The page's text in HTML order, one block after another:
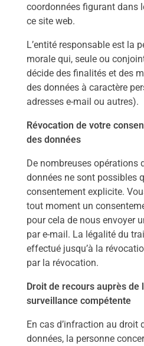
coordonnées figurant dans
ce site web.
L’entité responsable est la
morale qui, seule ou
décide des finalités et des
des données à caractère
adresses e-mail ou autres).
Révocation de votre
des données
De nombreuses opérations
données ne sont possibles
consentement explicite.
tout moment un
pour cela de nous envoyer
par e-mail. La légalité du
effectué jusqu’à la
par la révocation.
Droit de recours auprès de
surveillance compétente
En cas d’infraction au droit
données, la personne